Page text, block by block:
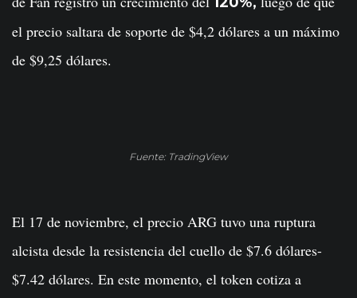
el precio saltara de soporte de $4,2 dólares a un máximo
de $9,25 dólares.
Fuente: TradingView
El 17 de noviembre, el precio ARG tuvo una ruptura
alcista desde la resistencia del cuello de $7.6 dólares-
$7.42 dólares. En este momento, el token cotiza a